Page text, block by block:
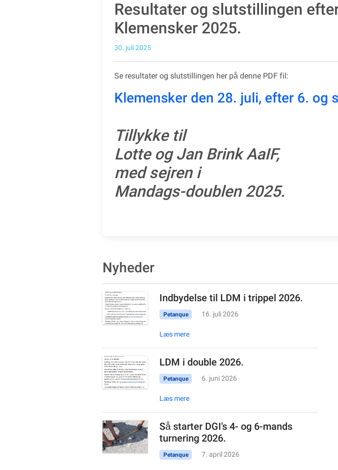
Resultater og slutstillingen
Klemensker 2025.
30. juli 2025
Se resultater og slutstillingen her på denne PDF fil:
Klemensker den 28. juli, efter 6. og
Tillykke til
Lotte og Jan Brink AaIF,
med sejren i
Mandags-doublen 2025.
Nyheder
Indbydelse til LDM i trippel 2026.
Petanque 16. juli 2026
Læs mere
LDM i double 2026.
Petanque 6. juni 2026
Læs mere
Så starter DGI's 4- og 6-mands
turnering 2026.
Petanque 7. april 2026